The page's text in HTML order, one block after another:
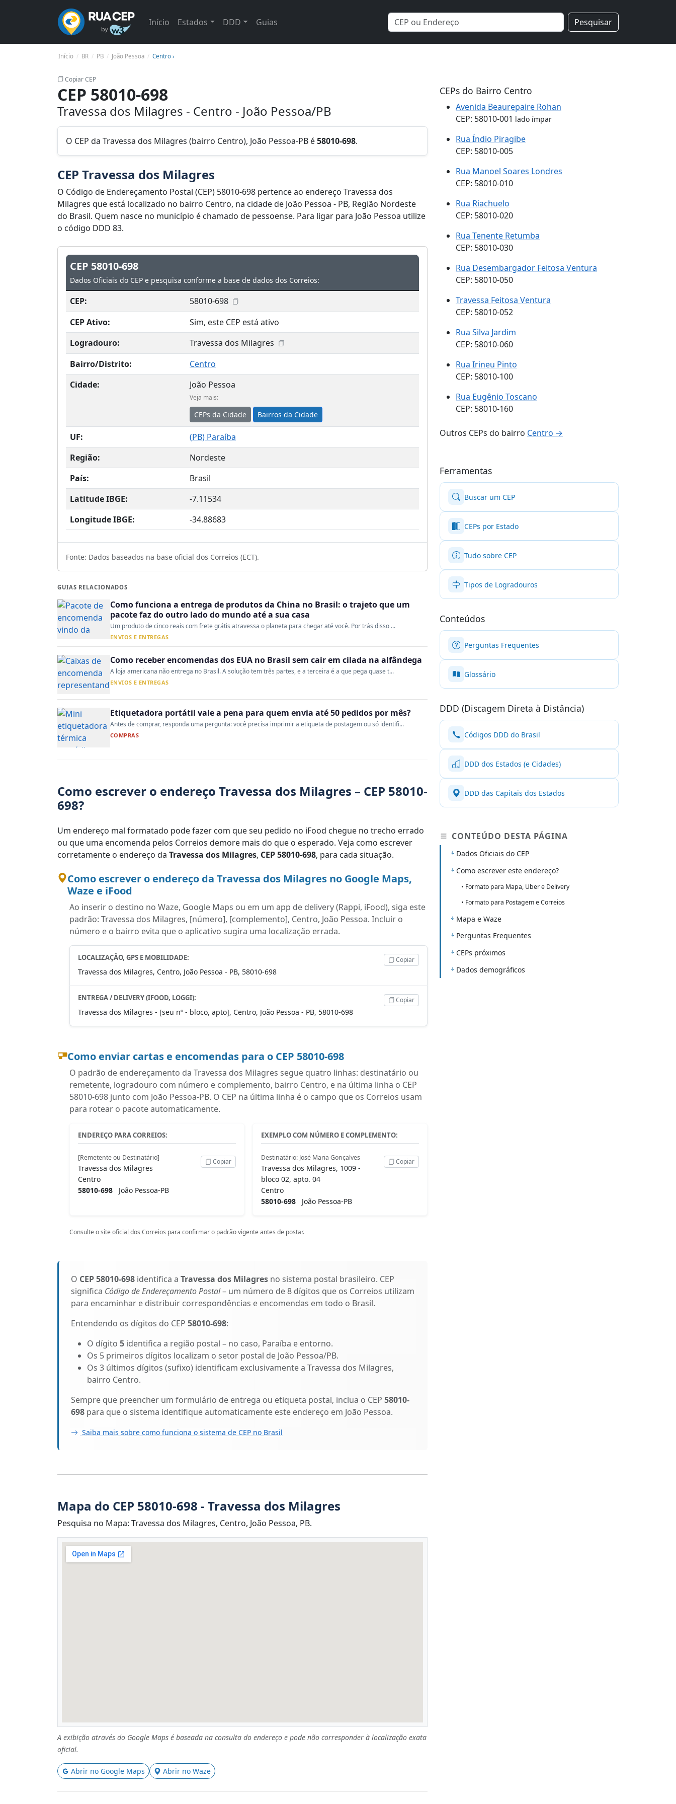
Início Estados DDD Guias Pesquisar
Início BR PB João Pessoa Centro ›
Copiar CEP
CEP 58010-698
Travessa dos Milagres - Centro - João Pessoa/PB
O CEP da Travessa dos Milagres (bairro Centro), João Pessoa-PB é58010-698.
CEP Travessa dos Milagres
O Código de Endereçamento Postal (CEP) 58010-698 pertence ao endereço Travessa dos
Milagres que está localizado no bairro Centro, na cidade de João Pessoa - PB, Região Nordeste
do Brasil. Quem nasce no município é chamado de pessoense. Para ligar para João Pessoa utilize
o código DDD 83.
CEP 58010-698
Dados Oficiais do CEP e pesquisa conforme a base de dados dos Correios:
CEP:
58010-698
CEP Ativo:
Sim, este CEP está ativo
Logradouro:
Travessa dos Milagres
Bairro/Distrito:
Centro
Cidade:
João Pessoa
Veja mais:
CEPs da Cidade Bairros da Cidade
UF: (PB) Paraíba
Região:
Nordeste
País:
Brasil
Latitude IBGE:
-7.11534
Longitude IBGE:
-34.88683
Fonte: Dados baseados na base oficial dos Correios (ECT).
GUIAS RELACIONADOS
Como funciona a entrega de produtos da China no Brasil: o trajeto que um
pacote faz do outro lado do mundo até a sua casa
Um produto de cinco reais com frete grátis atravessa o planeta para chegar até você. Por trás disso ...
ENVIOS E ENTREGAS
Como receber encomendas dos EUA no Brasil sem cair em cilada na alfândega
A loja americana não entrega no Brasil. A solução tem três partes, e a terceira é a que pega quase t...
ENVIOS E ENTREGAS
Etiquetadora portátil vale a pena para quem envia até 50 pedidos por mês?
Antes de comprar, responda uma pergunta: você precisa imprimir a etiqueta de postagem ou só identifi...
COMPRAS
Como escrever o endereço Travessa dos Milagres – CEP 58010-
698?
Um endereço mal formatado pode fazer com que seu pedido no iFood chegue no trecho errado
ou que uma encomenda pelos Correios demore mais do que o esperado. Veja como escrever
corretamente o endereço da Travessa dos Milagres, CEP 58010-698, para cada situação.
Como escrever o endereço da Travessa dos Milagres no Google Maps,
Waze e iFood
Ao inserir o destino no Waze, Google Maps ou em um app de delivery (Rappi, iFood), siga este
padrão: Travessa dos Milagres, [número], [complemento], Centro, João Pessoa. Incluir o
número e o bairro evita que o aplicativo sugira uma localização errada.
LOCALIZAÇÃO, GPS E MOBILIDADE:
Travessa dos Milagres, Centro, João Pessoa - PB, 58010-698
Copiar
ENTREGA / DELIVERY (IFOOD, LOGGI):
Travessa dos Milagres - [seu nº - bloco, apto], Centro, João Pessoa - PB, 58010-698
Copiar
Como enviar cartas e encomendas para o CEP 58010-698
O padrão de endereçamento da Travessa dos Milagres segue quatro linhas: destinatário ou
remetente, logradouro com número e complemento, bairro Centro, e na última linha o CEP
58010-698 junto com João Pessoa-PB. O CEP na última linha é o campo que os Correios usam
para rotear o pacote automaticamente.
ENDEREÇO PARA CORREIOS:
[Remetente ou Destinatário]
Travessa dos Milagres
Centro
58010-698 João Pessoa-PB
Copiar
EXEMPLO COM NÚMERO E COMPLEMENTO:
Destinatário: José Maria Gonçalves
Travessa dos Milagres, 1009 -
bloco 02, apto. 04
Centro
58010-698 João Pessoa-PB
Copiar
Consulte osite oficial dos Correios para confirmar o padrão vigente antes de postar.
O CEP 58010-698 identifica a Travessa dos Milagres no sistema postal brasileiro. CEP
significa Código de Endereçamento Postal– um número de 8 dígitos que os Correios utilizam
para encaminhar e distribuir correspondências e encomendas em todo o Brasil.
Entendendo os dígitos do CEP 58010-698:
O dígito 5 identifica a região postal – no caso, Paraíba e entorno.
Os 5 primeiros dígitos localizam o setor postal de João Pessoa/PB.
Os 3 últimos dígitos (sufixo) identificam exclusivamente a Travessa dos Milagres,
bairro Centro.
Sempre que preencher um formulário de entrega ou etiqueta postal, inclua o CEP 58010-
698 para que o sistema identifique automaticamente este endereço em João Pessoa.
Saiba mais sobre como funciona o sistema de CEP no Brasil
Mapa do CEP 58010-698 - Travessa dos Milagres
Pesquisa no Mapa: Travessa dos Milagres, Centro, João Pessoa, PB.
A exibição através do Google Maps é baseada na consulta do endereço e pode não corresponder à localização exata
oficial.
Abrir no Google Maps Abrir no Waze
CEPs do Bairro Centro
Avenida Beaurepaire Rohan
CEP: 58010-001 lado ímpar
Rua Índio Piragibe
CEP: 58010-005
Rua Manoel Soares Londres
CEP: 58010-010
Rua Riachuelo
CEP: 58010-020
Rua Tenente Retumba
CEP: 58010-030
Rua Desembargador Feitosa Ventura
CEP: 58010-050
Travessa Feitosa Ventura
CEP: 58010-052
Rua Silva Jardim
CEP: 58010-060
Rua Irineu Pinto
CEP: 58010-100
Rua Eugênio Toscano
CEP: 58010-160
Outros CEPs do bairro Centro →
Ferramentas
Buscar um CEP
CEPs por Estado
Tudo sobre CEP
Tipos de Logradouros
Conteúdos
Perguntas Frequentes
Glossário
DDD (Discagem Direta à Distância)
Códigos DDD do Brasil
DDD dos Estados (e Cidades)
DDD das Capitais dos Estados
CONTEÚDO DESTA PÁGINA
Dados Oficiais do CEP
Como escrever este endereço?
• Formato para Mapa, Uber e Delivery
• Formato para Postagem e Correios
Mapa e Waze
Perguntas Frequentes
CEPs próximos
Dados demográficos